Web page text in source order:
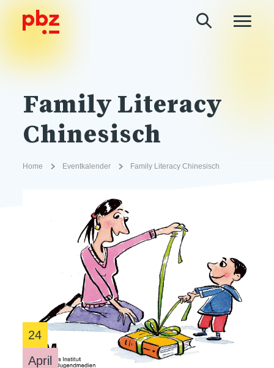
Family Literacy
Chinesisch
Home Eventkalender Family Literacy Chinesisch
24
April